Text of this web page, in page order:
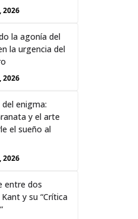
2026
la agonía del
la urgencia del
2026
enigma:
y el arte
el sueño al
2026
entre dos
y su “Crítica